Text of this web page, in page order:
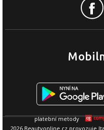
2026 Beautyonline.cz provozuje